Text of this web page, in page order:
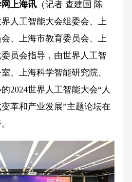
上海讯（记者 查建国 陈
人工智能大会组委会、上
、上海市教育委员会、上
员会指导，由世界人工智
、上海科学智能研究院、
2024世界人工智能大会“人
革和产业发展”主题论坛在